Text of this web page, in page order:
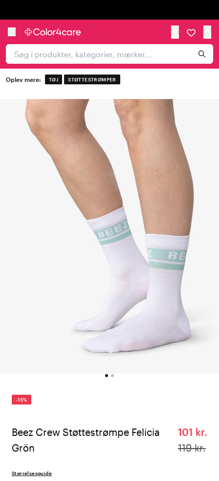
Oplev mere: TØJ STØTTESTRØMPER
-15%
Beez Crew Støttestrømpe Felicia
Grön
101 kr.
119 kr.
Størrelsesguide